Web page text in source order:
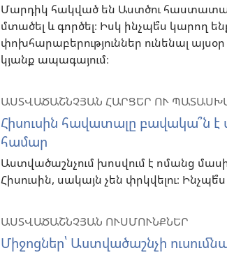
Մարդիկ հակված են Աստծու
մտածել և գործել։ Իսկ ինչպե՞ս կարող
փոխհարաբերություններ ունենալ
կյանք ապագայում։
ԱՍՏՎԱԾԱՇՆՉՅԱՆ ՀԱՐՑԵՐ ՈՒ
Հիսուսին հավատալը բավակա՞ն է
համար
Աստվածաշնչում խոսվում է ոմանց
Հիսուսին, սակայն չեն փրկվելու։
ԱՍՏՎԱԾԱՇՆՉՅԱՆ ՈՒՍՄՈՒՆՔՆԵՐ
Միջոցներ՝ Աստվածաշնչի